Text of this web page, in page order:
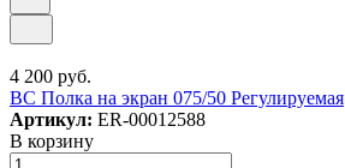
4 200 руб.
ВС Полка на экран 075/50 Регулируемая
Артикул: ER-00012588
В корзину